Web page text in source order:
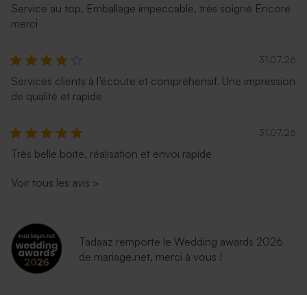
Service au top. Emballage impeccable, très soigné Encore
merci
31.07.26
Services clients à l’écoute et compréhensif. Une impression
de qualité et rapide
31.07.26
Très belle boite, réalisation et envoi rapide
Voir tous les avis >
Tadaaz remporte le Wedding awards 2026
de mariage.net, merci à vous !